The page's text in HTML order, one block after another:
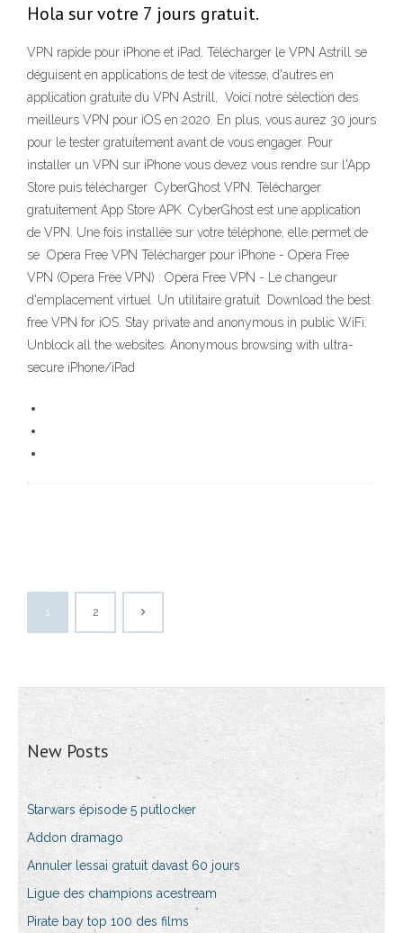
Hola sur votre 7 jours gratuit.
VPN rapide pour iPhone et iPad. Télécharger le VPN Astrill se
déguisent en applications de test de vitesse, d'autres en
application gratuite du VPN Astrill, Voici notre sélection des
meilleurs VPN pour iOS en 2020. En plus, vous aurez 30 jours
pour le tester gratuitement avant de vous engager. Pour
installer un VPN sur iPhone vous devez vous rendre sur l'App
Store puis télécharger CyberGhost VPN. Télécharger
gratuitement App Store APK. CyberGhost est une application
de VPN. Une fois installée sur votre téléphone, elle permet de
se Opera Free VPN Télécharger pour iPhone - Opera Free
VPN (Opera Free VPN) : Opera Free VPN - Le changeur
d'emplacement virtuel. Un utilitaire gratuit Download the best
free VPN for iOS. Stay private and anonymous in public WiFi.
Unblock all the websites. Anonymous browsing with ultra-
secure iPhone/iPad
1 2
New Posts
Starwars épisode 5 putlocker
Addon dramago
Annuler lessai gratuit davast 60 jours
Ligue des champions acestream
Pirate bay top 100 des films